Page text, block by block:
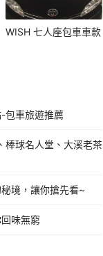
WISH 七人座包車車款
包車旅遊推薦
棒球名人堂、大溪老茶
境，讓你搶先看~
味無窮